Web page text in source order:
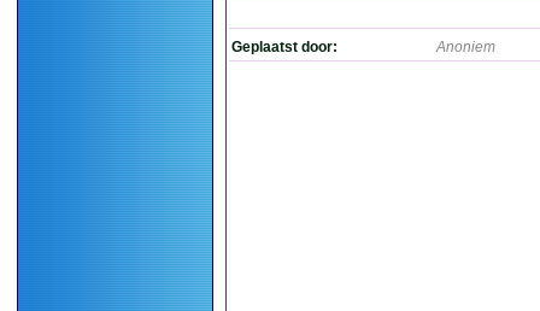
Geplaatst door: Anoniem